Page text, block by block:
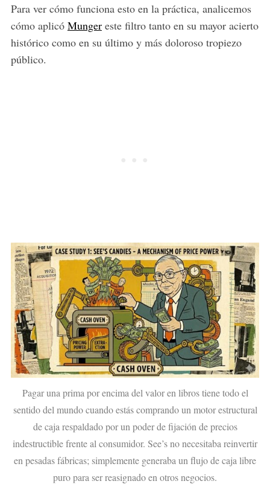
Para ver cómo funciona esto en la práctica, analicemos
cómo aplicó Mungereste filtro tanto en su mayor acierto
histórico como en su último y más doloroso tropiezo
público.
Pagar una prima por encima del valor en libros tiene todo el
sentido del mundo cuando estás comprando un motor estructural
de caja respaldado por un poder de fijación de precios
indestructible frente al consumidor. See’s no necesitaba reinvertir
en pesadas fábricas; simplemente generaba un flujo de caja libre
puro para ser reasignado en otros negocios.